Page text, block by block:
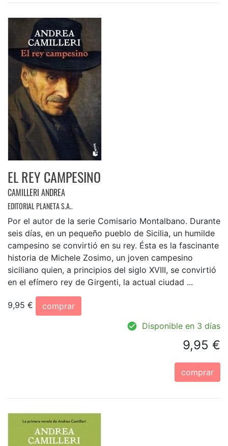
EL REY CAMPESINO
CAMILLERI ANDREA
EDITORIAL PLANETA S.A..
Por el autor de la serie Comisario Montalbano. Durante
seis días, en un pequeño pueblo de Sicilia, un humilde
campesino se convirtió en su rey. Ésta es la fascinante
historia de Michele Zosimo, un joven campesino
siciliano quien, a principios del siglo XVIII, se convirtió
en el efímero rey de Girgenti, la actual ciudad ...
9,95 €
comprar
Disponible en 3 días
9,95 €
comprar